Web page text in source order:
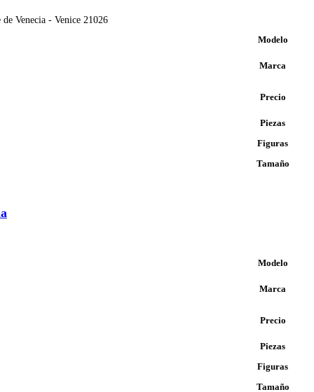
Modelo
Marca
Precio
Piezas
Figuras
Tamaño
Modelo
Marca
Precio
Piezas
Figuras
Tamaño